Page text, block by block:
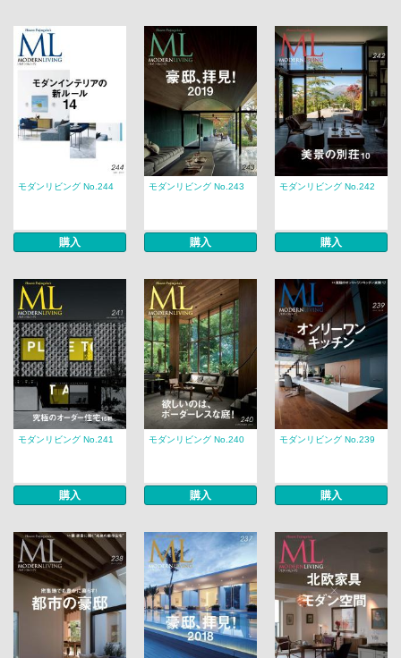
モダンリビング No.244
購入
モダンリビング No.243
購入
モダンリビング No.242
購入
モダンリビング No.241
購入
モダンリビング No.240
購入
モダンリビング No.239
購入